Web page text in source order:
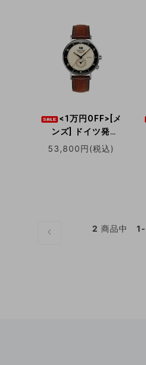
<1万円OFF>[メ
ンズ] ドイツ発
BAUHAUS
ォーツ腕時計
53,800円(税込)
2 商品中